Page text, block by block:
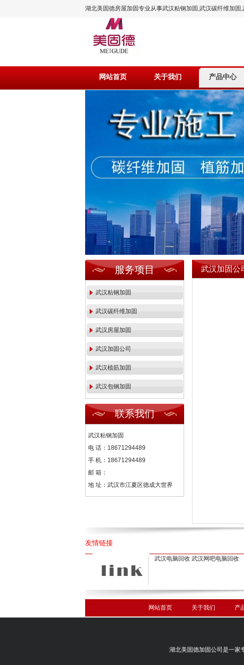
湖北美固德房屋加固专业从事武汉粘钢加固,武汉碳纤维加固,
工程施工!
网站首页 关于我们 产品中心
服务项目
武汉粘钢加固
武汉碳纤维加固
武汉房屋加固
武汉加固公司
武汉植筋加固
武汉包钢加固
联系我们
武汉粘钢加固
电 话： 18671294489
手 机： 18671294489
邮 箱：
地 址： 武汉市江夏区德成大世界
武汉加固公
友情链接
武汉电脑回收 武汉网吧电脑回收
网站首页 关于我们 产
湖北美固德加固公司是一家